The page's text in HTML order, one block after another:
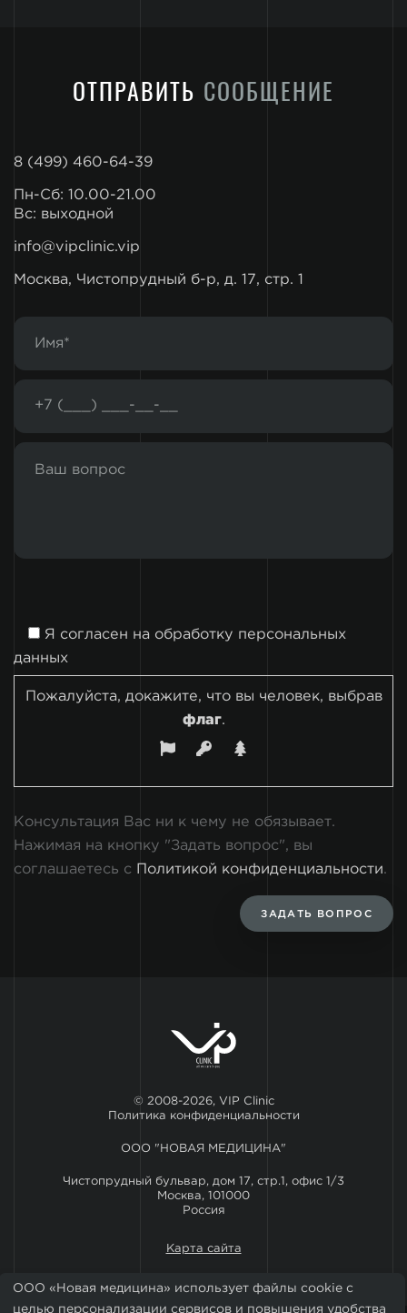
ОТПРАВИТЬ СООБЩЕНИЕ
8 (499) 460-64-39
Пн-Сб: 10.00-21.00
Вс: выходной
info@vipclinic.vip
Москва, Чистопрудный б-р, д. 17, стр. 1
Я согласен на обработку персональных
данных
Пожалуйста, докажите, что вы человек, выбрав
флаг.
Консультация Вас ни к чему не обязывает.
Нажимая на кнопку "Задать вопрос", вы
соглашаетесь с Политикой конфиденциальности.
ЗАДАТЬ ВОПРОС
© 2008-2026, VIP Clinic
Политика конфиденциальности
ООО "НОВАЯ МЕДИЦИНА"
Чистопрудный бульвар, дом 17, стр.1, офис 1/3
Москва, 101000
Россия
Карта сайта
ООО «Новая медицина» использует файлы cookie с
целью персонализации сервисов и повышения удобства